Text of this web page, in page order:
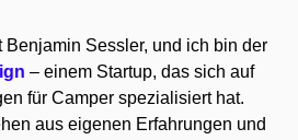
Benjamin Sessler, und ich bin der
– einem Startup, das sich auf
für Camper spezialisiert hat.
aus eigenen Erfahrungen und